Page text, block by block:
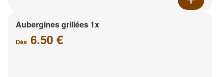
Aubergines grillées 1x
Dès 6.50 €